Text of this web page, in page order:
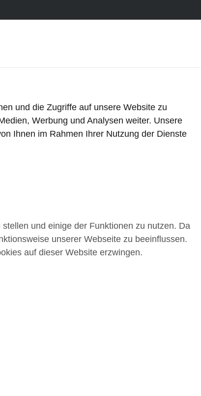
und die Zugriffe auf unsere Website zu
Werbung und Analysen weiter. Unsere
Ihnen im Rahmen Ihrer Nutzung der Dienste
und einige der Funktionen zu nutzen. Da
unserer Webseite zu beeinflussen.
auf dieser Website erzwingen.